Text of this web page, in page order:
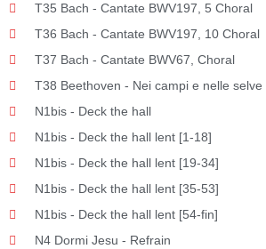
T35 Bach - Cantate BWV197, 5 Choral
T36 Bach - Cantate BWV197, 10 Choral
T37 Bach - Cantate BWV67, Choral
T38 Beethoven - Nei campi e nelle selve
N1bis - Deck the hall
N1bis - Deck the hall lent [1-18]
N1bis - Deck the hall lent [19-34]
N1bis - Deck the hall lent [35-53]
N1bis - Deck the hall lent [54-fin]
N4 Dormi Jesu - Refrain